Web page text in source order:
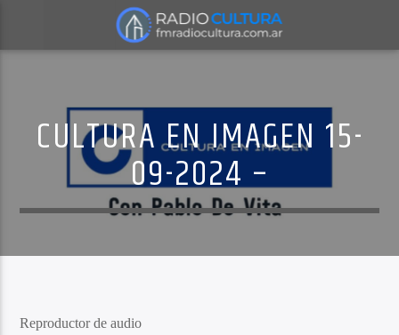
CULTURA EN IMAGEN 15-
09-2024 –
Reproductor de audio